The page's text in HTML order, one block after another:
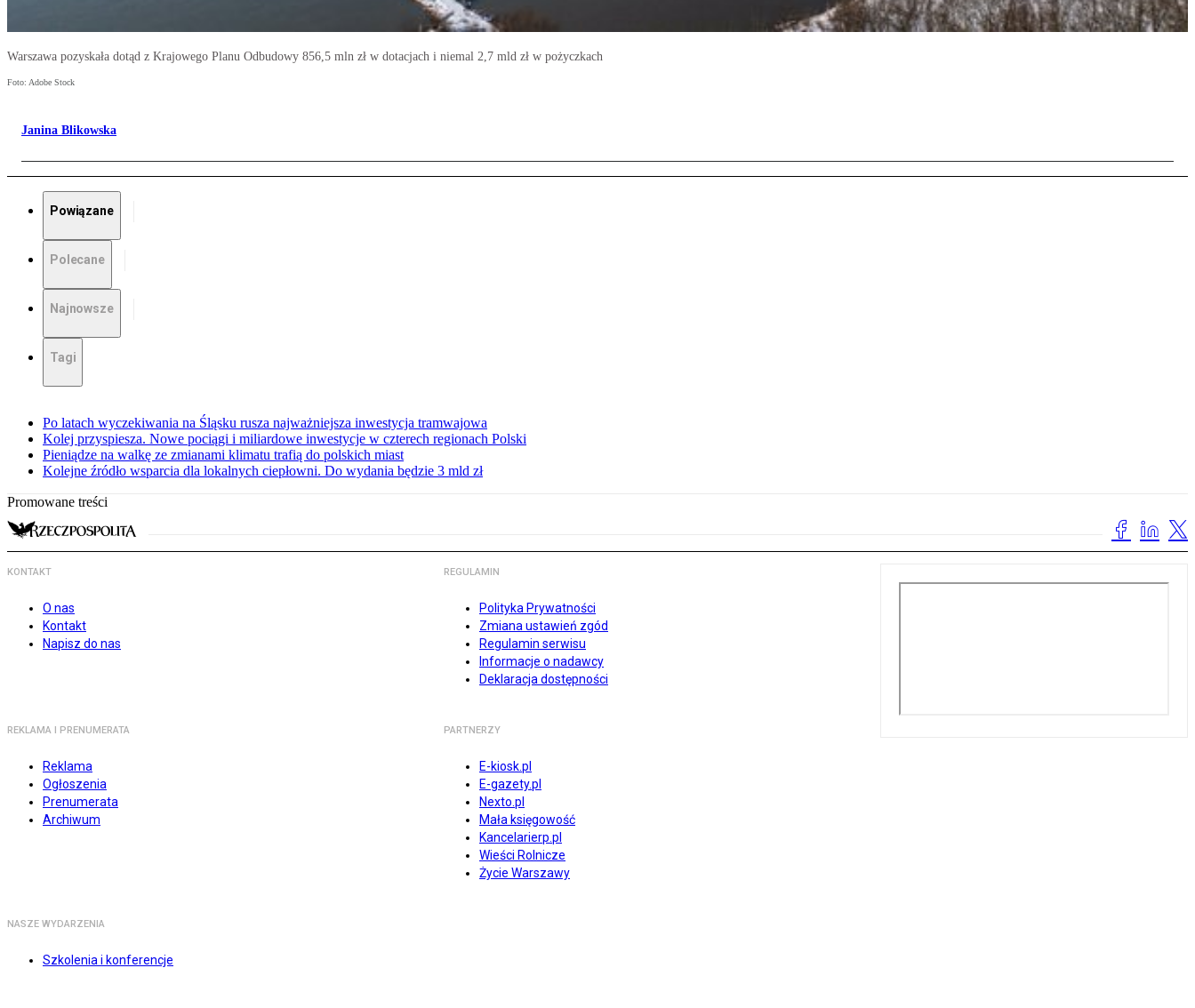
Warszawa pozyskała dotąd z Krajowego Planu Odbudowy 856,5 mln zł w dotacjach i niemal 2,7 mld zł w pożyczkach
Foto: Adobe Stock
Janina Blikowska
Powiązane
Polecane
Najnowsze
Tagi
Po latach wyczekiwania na Śląsku rusza najważniejsza inwestycja tramwajowa
Kolej przyspiesza. Nowe pociągi i miliardowe inwestycje w czterech regionach Polski
Pieniądze na walkę ze zmianami klimatu trafią do polskich miast
Kolejne źródło wsparcia dla lokalnych ciepłowni. Do wydania będzie 3 mld zł
Promowane treści
KONTAKT
O nas
Kontakt
Napisz do nas
REGULAMIN
Polityka Prywatności
Zmiana ustawień zgód
Regulamin serwisu
Informacje o nadawcy
Deklaracja dostępności
REKLAMA I PRENUMERATA
Reklama
Ogłoszenia
Prenumerata
Archiwum
PARTNERZY
E-kiosk.pl
E-gazety.pl
Nexto.pl
Mała księgowość
Kancelarierp.pl
Wieści Rolnicze
Życie Warszawy
NASZE WYDARZENIA
Szkolenia i konferencje